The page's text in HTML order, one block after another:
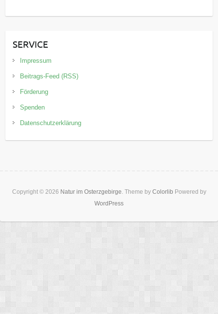
SERVICE
Impressum
Beitrags-Feed (RSS)
Förderung
Spenden
Datenschutzerklärung
Copyright © 2026 Natur im Osterzgebirge . Theme by Colorlib Powered by
WordPress